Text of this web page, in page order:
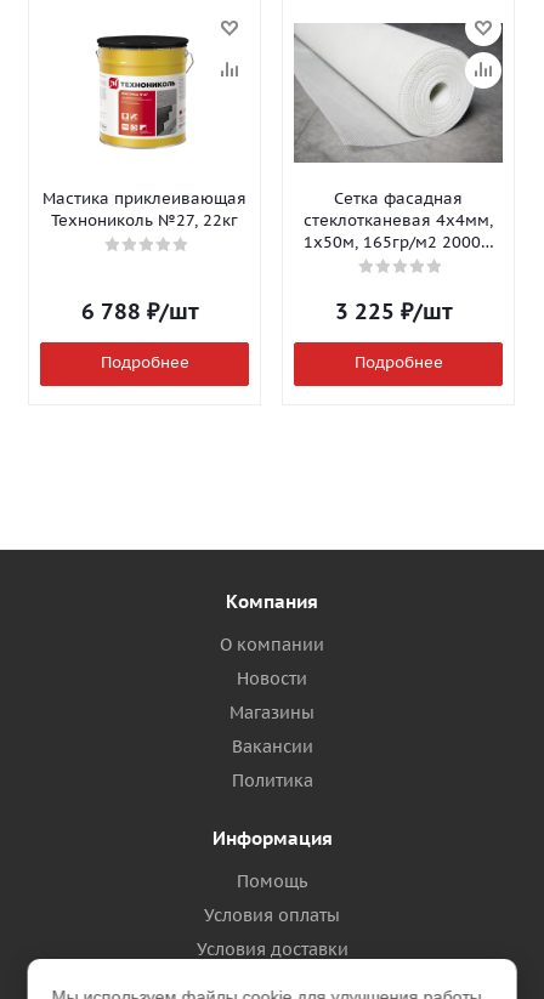
Мастика приклеивающая
Технониколь №27, 22кг
6 788 ₽/шт
Подробнее
Сетка фасадная
стеклотканевая 4х4мм,
1х50м, 165гр/м2 2000Н
Isomax-165
3 225 ₽/шт
Подробнее
Компания
О компании
Новости
Магазины
Вакансии
Политика
Информация
Помощь
Условия оплаты
Условия доставки